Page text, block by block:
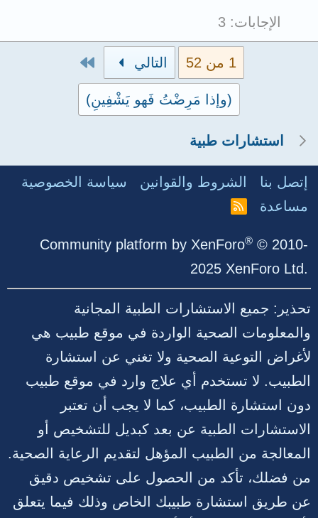
الإجابات
3
1 من 52 التالي
(وإذا مَرِضْتُ فَهو يَشْفِينِ)
استشارات طبية
إتصل بنا الشروط والقوانين
سياسة الخصوصية
مساعدة
R
Community platform by XenForo® © 2010-
2025 XenForo Ltd.
تحذير: جميع الاستشارات الطبية المجانية
والمعلومات الصحية الواردة في موقع طبيب هي
لأغراض التوعية الصحية ولا تغني عن استشارة
الطبيب. لا تستخدم أي علاج وارد في موقع طبيب
دون استشارة الطبيب، كما لا يجب أن تعتبر
الاستشارات الطبية عن بعد كبديل للتشخيص أو
المعالجة من الطبيب المؤهل لتقديم الرعاية الصحية.
من فضلك، تأكد من الحصول على تشخيص دقيق
عن طريق استشارة طبيبك الخاص وذلك فيما يتعلق